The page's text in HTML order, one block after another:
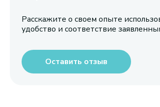
Расскажите о своем опыте
удобство и соответствие
Оставить отзыв